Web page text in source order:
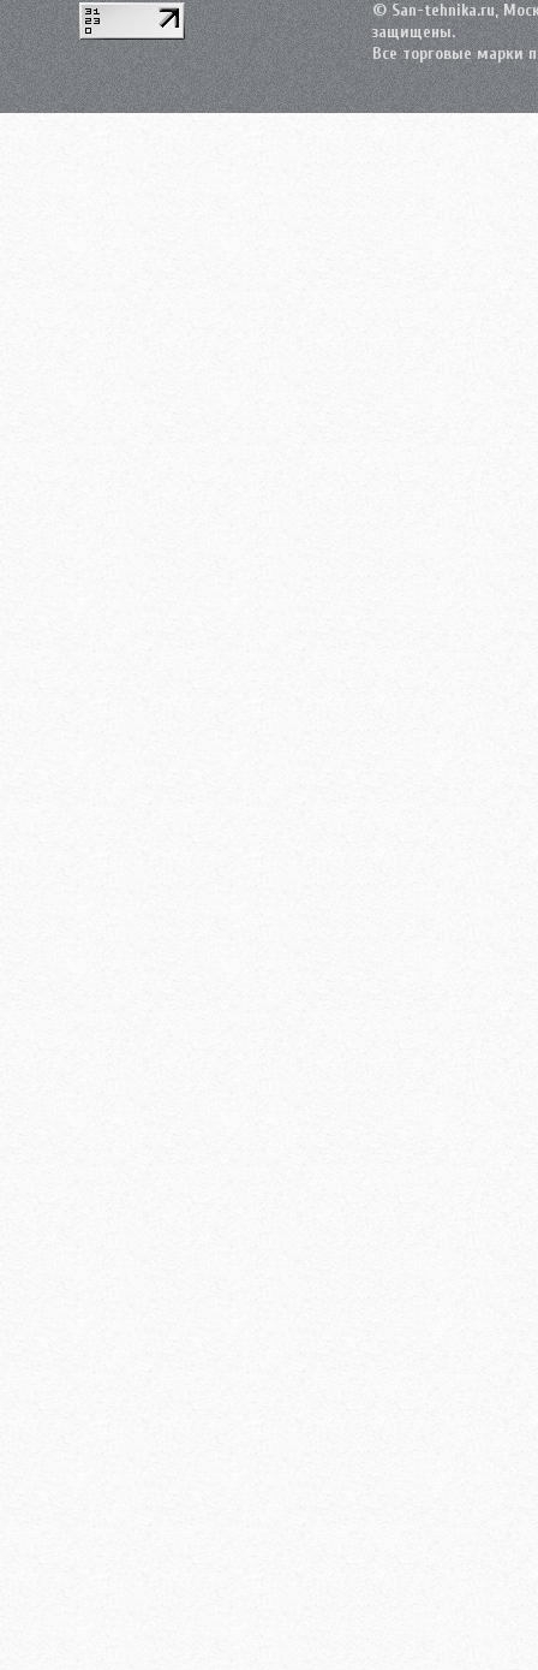
© San-tehnika.ru,
защищены.
Все торговые марки